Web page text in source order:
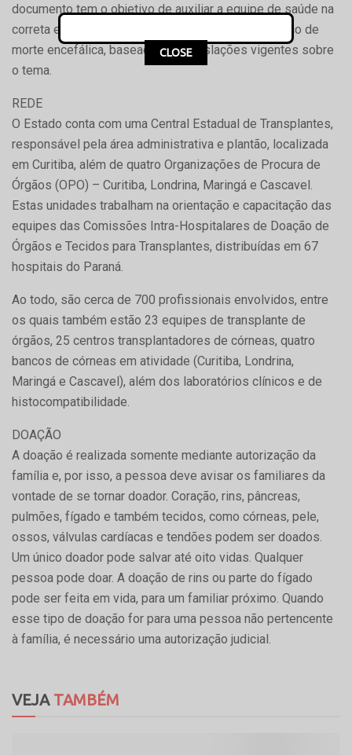
documento tem o objetivo de auxiliar a equipe de saúde na
correta execução de todo protocolo para diagnóstico de
morte encefálica, baseado nas legislações vigentes sobre
o tema.
REDE
O Estado conta com uma Central Estadual de Transplantes,
responsável pela área administrativa e plantão, localizada
em Curitiba, além de quatro Organizações de Procura de
Órgãos (OPO) – Curitiba, Londrina, Maringá e Cascavel.
Estas unidades trabalham na orientação e capacitação das
equipes das Comissões Intra-Hospitalares de Doação de
Órgãos e Tecidos para Transplantes, distribuídas em 67
hospitais do Paraná.
Ao todo, são cerca de 700 profissionais envolvidos, entre
os quais também estão 23 equipes de transplante de
órgãos, 25 centros transplantadores de córneas, quatro
bancos de córneas em atividade (Curitiba, Londrina,
Maringá e Cascavel), além dos laboratórios clínicos e de
histocompatibilidade.
DOAÇÃO
A doação é realizada somente mediante autorização da
família e, por isso, a pessoa deve avisar os familiares da
vontade de se tornar doador. Coração, rins, pâncreas,
pulmões, fígado e também tecidos, como córneas, pele,
ossos, válvulas cardíacas e tendões podem ser doados.
Um único doador pode salvar até oito vidas. Qualquer
pessoa pode doar. A doação de rins ou parte do fígado
pode ser feita em vida, para um familiar próximo. Quando
esse tipo de doação for para uma pessoa não pertencente
à família, é necessário uma autorização judicial.
VEJATAMBÉM
CLOSE